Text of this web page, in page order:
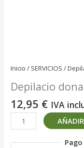
Inicio / SERVICIOS /
Depilacio
12,95 € IVA
Depilacio
dona
brazos